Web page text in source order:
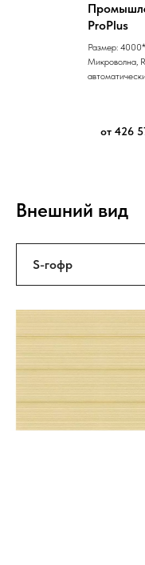
ProPlus
Размер:
Микроволна,
от 426
Внешний вид